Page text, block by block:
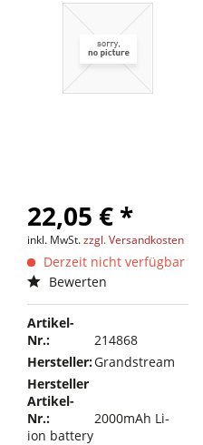
22,05 € *
inkl. MwSt.zzgl. Versandkosten
Derzeit nicht verfügbar
Bewerten
Artikel-
Nr.:
214868
Hersteller:Grandstream
Hersteller
Artikel-
Nr.:
2000mAh Li-
ion battery